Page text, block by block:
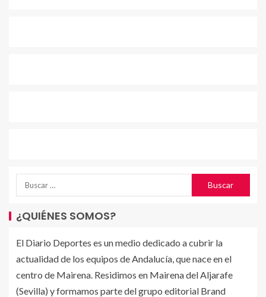
¿QUIÉNES SOMOS?
El Diario Deportes es un medio dedicado a cubrir la
actualidad de los equipos de Andalucía, que nace en el
centro de Mairena. Residimos en Mairena del Aljarafe
(Sevilla) y formamos parte del grupo editorial Brand